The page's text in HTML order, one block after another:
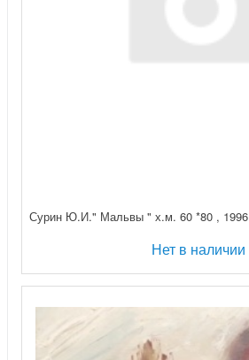
Сурин Ю.И." Мальвы " х.м. 60 *80 , 1996
Нет в наличии